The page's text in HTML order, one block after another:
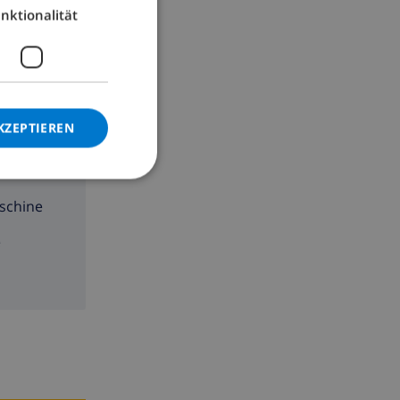
GERMAN
NORWEGIAN